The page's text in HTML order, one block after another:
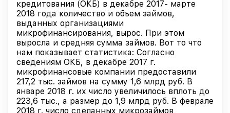
кредитования (ОКБ) в декабре 2017- марте
2018 года количество и объем займов,
выданных организациями
микрофинансирования, вырос. При этом
выросла и средняя сумма займов. Вот то что
нам показывает статистика: Согласно
сведениям ОКБ, в декабре 2017 г.
микрофинансовые компании предоставили
217,2 тыс. займов на сумму 1,6 млрд руб. В
январе 2018 г. их число увеличилось вплоть до
223,6 тыс., а размер до 1,9 млрд руб. В феврале
2018 г. число сделанных микрозаймов